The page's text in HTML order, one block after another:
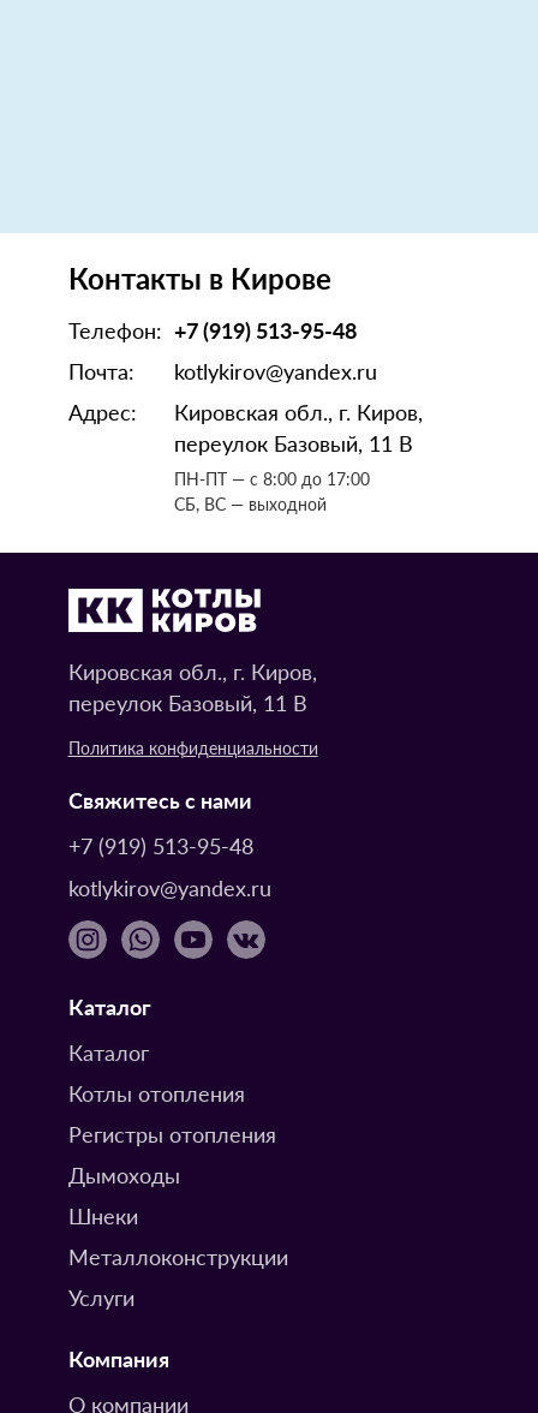
Контакты в Кирове
Телефон: +7 (919) 513-95-48
Почта:
kotlykirov@yandex.ru
Адрес:
Кировская обл., г. Киров,
переулок Базовый, 11 В
ПН-ПТ — с 8:00 до 17:00
СБ, ВС — выходной
Кировская обл., г. Киров,
переулок Базовый, 11 В
Политика конфиденциальности
Свяжитесь с нами
+7 (919) 513-95-48
kotlykirov@yandex.ru
Каталог
Каталог
Котлы отопления
Регистры отопления
Дымоходы
Шнеки
Металлоконструкции
Услуги
Компания
О компании